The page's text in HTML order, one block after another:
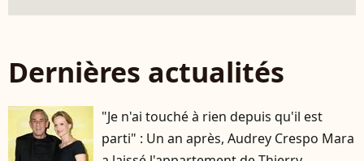
Dernières actualités
"Je n'ai touché à rien depuis qu'il est
parti" : Un an après, Audrey Crespo Mara